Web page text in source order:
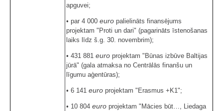
apguvei;
• par 4 000 euro palielināts finansējums
projektam "Proti un dari" (pagarināts īstenošanas
laiks līdz š.g. 30. novembrim);
• 431 881 euro projektam "Būnas izbūve Baltijas
jūrā" (gala atmaksa no Centrālās finanšu un
līgumu aģentūras);
• 6 141 euro projektam "Erasmus +K1";
• 10 804 euro projektam "Mācies būt…, Liedaga